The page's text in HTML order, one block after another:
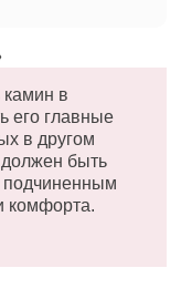
камин в
его главные
в другом
быть
подчиненным
комфорта.